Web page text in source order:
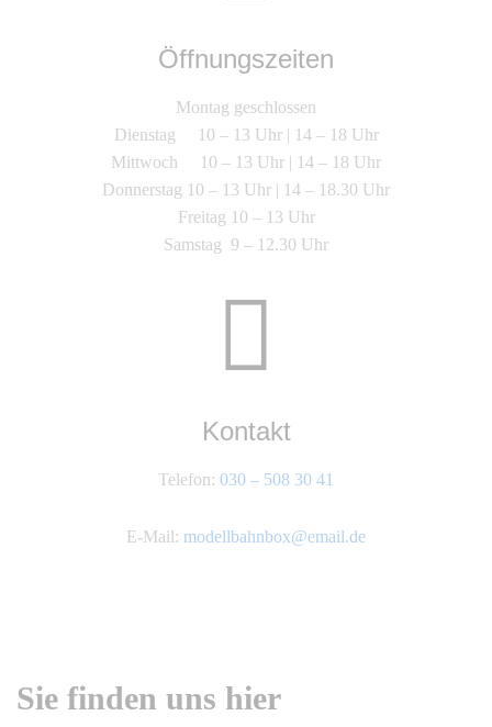
Öffnungszeiten
Montag geschlossen
Dienstag 10 – 13 Uhr | 14 – 18 Uhr
Mittwoch 10 – 13 Uhr | 14 – 18 Uhr
Donnerstag 10 – 13 Uhr | 14 – 18.30 Uhr
Freitag 10 – 13 Uhr
Samstag 9 – 12.30 Uhr
Kontakt
Telefon: 030 – 508 30 41
E-Mail: modellbahnbox@email.de
Sie finden uns hier